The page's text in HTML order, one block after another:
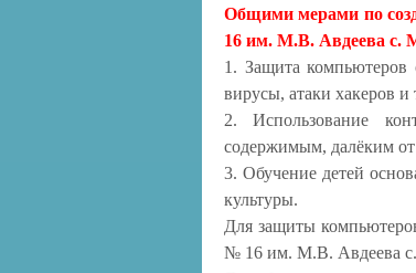
Общими мерами по
16 им. М.В. Авдеева с.
1. Защита компьютеров
вирусы, атаки хакеров и
2. Использование
содержимым, далёким от
3. Обучение детей
культуры.
Для защиты
№ 16 им. М.В. Авдеева с.